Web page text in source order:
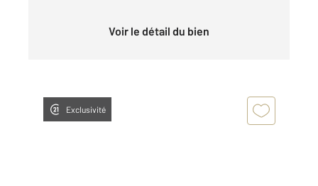
Voir le détail du bien
Exclusivité